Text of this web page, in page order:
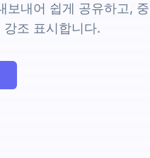
보내어 쉽게 공유하고,
조 표시합니다.